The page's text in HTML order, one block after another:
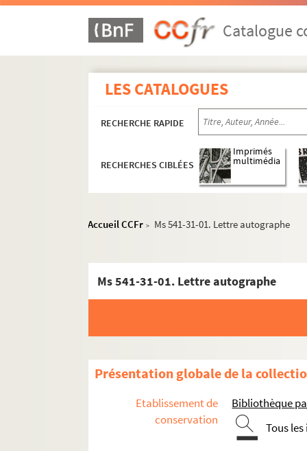
Catalogue
LES CATALOGUES
RECHERCHE RAPIDE
RECHERCHES CIBLÉES
Imprimés
multimédia
Accueil CCFr > Ms 541-31-01. Lettre autographe
Ms 541-31-01. Lettre autographe
Présentation globale de la
Etablissement de
conservation
Bibliothèque
Tous